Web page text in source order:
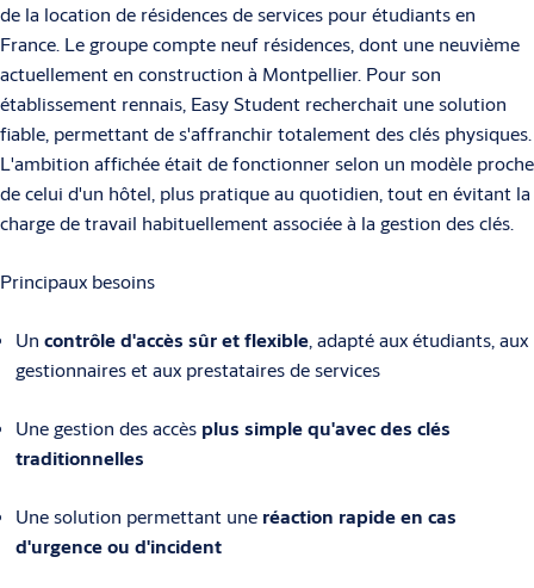
de la location de résidences de services pour étudiants en
France. Le groupe compte neuf résidences, dont une neuvième
actuellement en construction à Montpellier. Pour son
établissement rennais, Easy Student recherchait une solution
fiable, permettant de s'affranchir totalement des clés physiques.
L'ambition affichée était de fonctionner selon un modèle proche
de celui d'un hôtel, plus pratique au quotidien, tout en évitant la
charge de travail habituellement associée à la gestion des clés.
Principaux besoins
Un contrôle d'accès sûr et flexible, adapté aux étudiants, aux
gestionnaires et aux prestataires de services
Une gestion des accès plus simple qu'avec des clés
traditionnelles
Une solution permettant une réaction rapide en cas
d'urgence ou d'incident